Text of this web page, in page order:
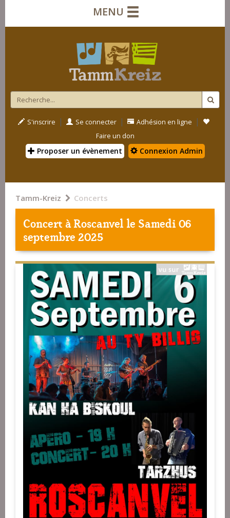
MENU
S'inscrire | Se connecter | Adhésion en ligne |
Faire un don
Proposer un évènement Connexion Admin
Tamm-Kreiz Concerts
Concert àRoscanvel le Samedi 06
septembre 2025